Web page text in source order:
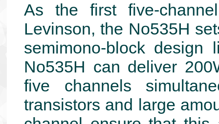
As the first five-
Levinson, the No535H
semimono-block
No535H can deliver
five channels
transistors and large